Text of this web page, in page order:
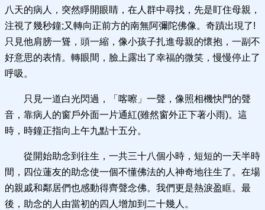
八天的病人，突然睜開眼睛，在人群中尋找，先是盯住母親，
注視了幾秒鐘;又轉向正前方的南無阿彌陀佛像。奇蹟出現了!
只見他肩膀一聳，頭一縮，像小孩子扎進母親的懷抱，一副不
好意思的表情。轉眼間，臉上露出了幸福的微笑，慢慢停止了
呼吸。
只見一道白光閃過，「喀嚓」一聲，像照相機快門的聲
音，靠病人的窗戶外面一片通紅(雖然窗外正下著小雨)。這
時，時鐘正指向上午九點十五分。
從開始助念到往生，一共三十八個小時，短短的一天半時
間，四位蓮友的助念使一個不懂佛法的人神奇地往生了。在場
的親戚和鄰居們也感動得齊聲念佛。我們更是熱淚盈眶。最
後，助念的人由當初的四人增加到二十幾人。